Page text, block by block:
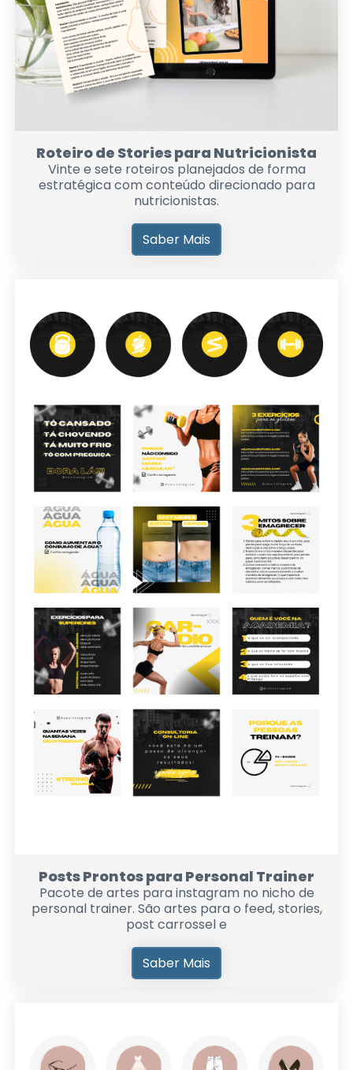
Roteiro de Stories para Nutricionista
Vinte e sete roteiros planejados de forma
estratégica com conteúdo direcionado para
nutricionistas.
Saber Mais
Posts Prontos para Personal Trainer
Pacote de artes para instagram no nicho de
personal trainer. São artes para o feed, stories,
post carrossel e
Saber Mais